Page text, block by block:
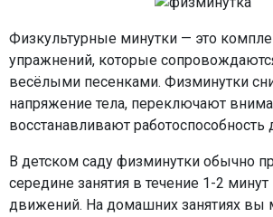
Физкультурные минутки — это
упражнений, которые
весёлыми песенками. Физминутки
напряжение тела, переключают
восстанавливают работоспособность
В детском саду физминутки обычно
середине занятия в течение 1-2
движений. На домашних занятиях вы